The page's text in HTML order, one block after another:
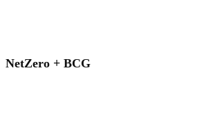
NetZero + BCG